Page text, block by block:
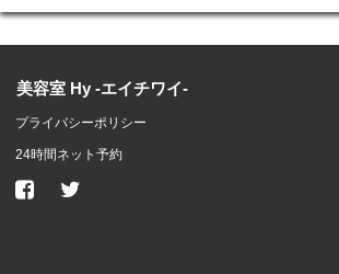
美容室 Hy -エイチワイ-
プライバシーポリシー
24時間ネット予約